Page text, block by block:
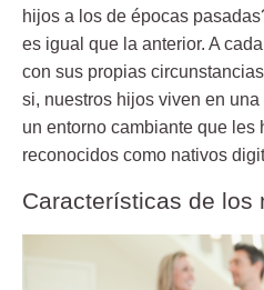
hijos a los de épocas
es igual que la anterior. A
con sus propias
si, nuestros hijos viven en una
un entorno cambiante que les
reconocidos como nativos
Características de los